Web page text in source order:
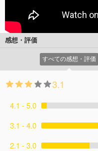
感想・評価
すべての感想・評価
3.1
4.1 - 5.0
3.1 - 4.0
2.1 - 3.0